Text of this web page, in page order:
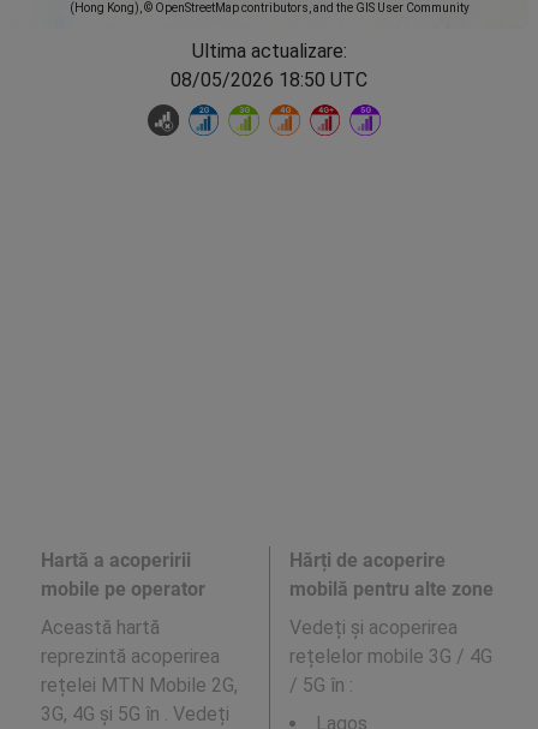
(Hong Kong), © OpenStreetMap contributors, and the GIS User Community
Ultima actualizare:
08/05/2026 18:50 UTC
Hartă a acoperirii
mobile pe operator
Această hartă
reprezintă acoperirea
rețelei MTN Mobile 2G,
3G, 4G și 5G în . Vedeți
Hărți de acoperire
mobilă pentru alte zone
Vedeți și acoperirea
rețelelor mobile 3G / 4G
/ 5G în :
Lagos